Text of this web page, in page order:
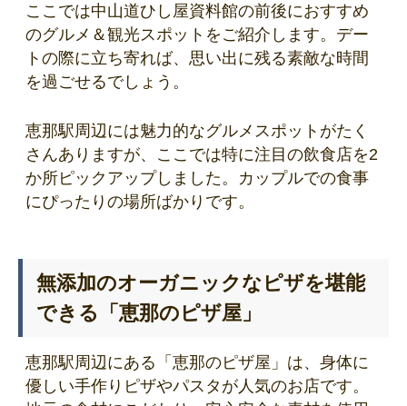
ここでは中山道ひし屋資料館の前後におすすめ
のグルメ＆観光スポットをご紹介します。デー
トの際に立ち寄れば、思い出に残る素敵な時間
を過ごせるでしょう。
恵那駅周辺には魅力的なグルメスポットがたく
さんありますが、ここでは特に注目の飲食店を2
か所ピックアップしました。カップルでの食事
にぴったりの場所ばかりです。
無添加のオーガニックなピザを堪能
できる「恵那のピザ屋」
恵那駅周辺にある「恵那のピザ屋」は、身体に
優しい手作りピザやパスタが人気のお店です。